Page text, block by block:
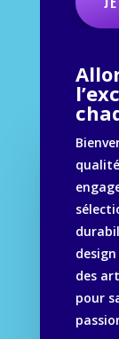
des
pour